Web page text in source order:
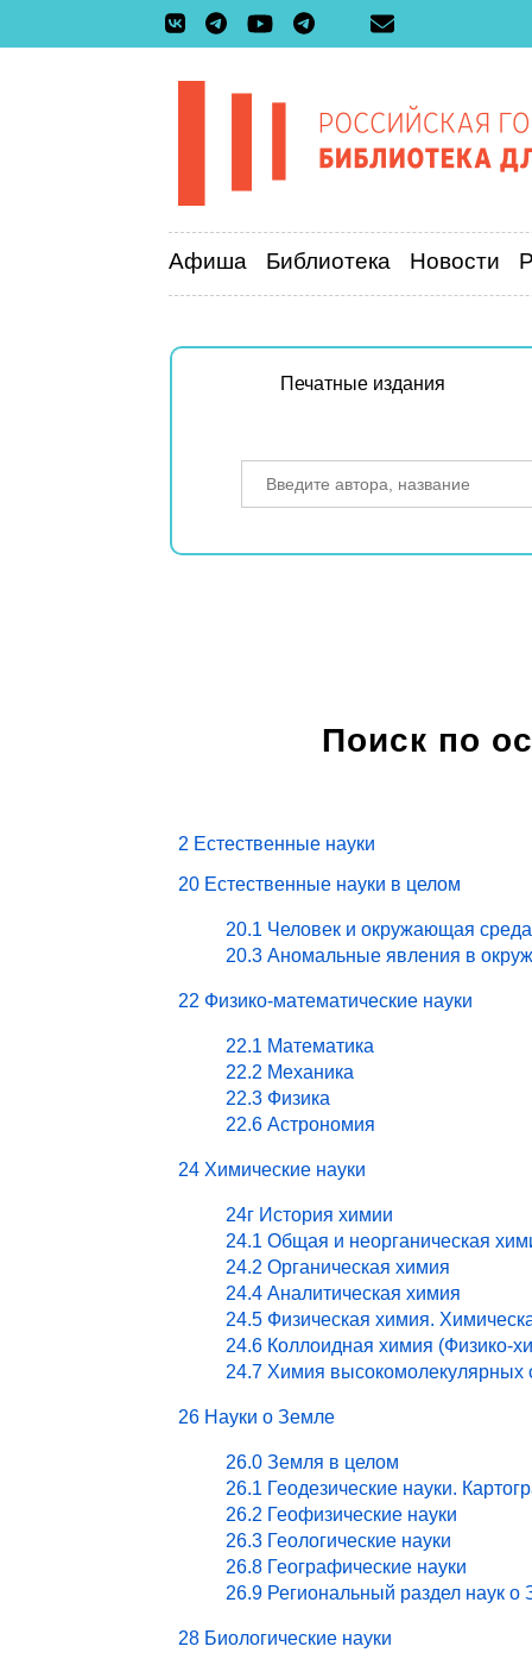
Афиша Библиотека Новости
Печатные издания
Поиск по
2 Естественные науки
20 Естественные науки в целом
20.1 Человек и окружающая
20.3 Аномальные явления в
22 Физико-математические науки
22.1 Математика
22.2 Механика
22.3 Физика
22.6 Астрономия
24 Химические науки
24г История химии
24.1 Общая и неорганическая
24.2 Органическая химия
24.4 Аналитическая химия
24.5 Физическая химия.
24.6 Коллоидная химия (Физико-
24.7 Химия высокомолекулярных
26 Науки о Земле
26.0 Земля в целом
26.1 Геодезические науки.
26.2 Геофизические науки
26.3 Геологические науки
26.8 Географические науки
26.9 Региональный раздел наук о
28 Биологические науки